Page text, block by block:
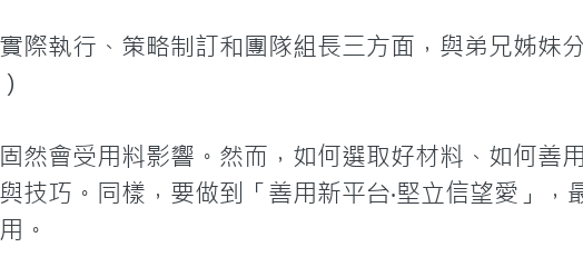
際執行、策略制訂和團隊組長三方面，與弟兄姊妹
然會受用料影響。然而，如何選取好材料、如何善
技巧。同樣，要做到「善用新平台‧堅立信望愛」，
。